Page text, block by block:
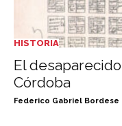
HISTORIA
El
Córdoba
Federico Gabriel Bordese